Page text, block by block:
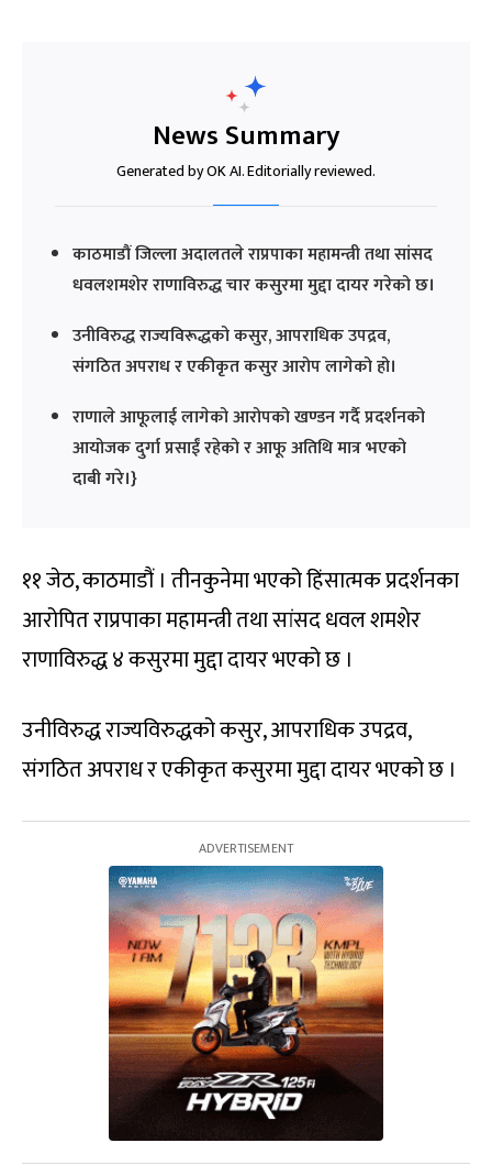
News Summary
Generated by OK AI. Editorially reviewed.
काठमाडौं जिल्ला अदालतले राप्रपाका महामन्त्री तथा सांसद
धवलशमशेर राणाविरुद्ध चार कसुरमा मुद्दा दायर गरेको छ।
उनीविरुद्ध राज्यविरूद्धको कसुर, आपराधिक उपद्रव,
संगठित अपराध र एकीकृत कसुर आरोप लागेको हो।
राणाले आफूलाई लागेको आरोपको खण्डन गर्दै प्रदर्शनको
आयोजक दुर्गा प्रसाईं रहेको र आफू अतिथि मात्र भएको
दाबी गरे।}
११ जेठ, काठमाडौं । तीनकुनेमा भएको हिंसात्मक प्रदर्शनका
आरोपित राप्रपाका महामन्त्री तथा सांसद धवल शमशेर
राणाविरुद्ध ४ कसुरमा मुद्दा दायर भएको छ ।
उनीविरुद्ध राज्यविरुद्धको कसुर, आपराधिक उपद्रव,
संगठित अपराध र एकीकृत कसुरमा मुद्दा दायर भएको छ ।